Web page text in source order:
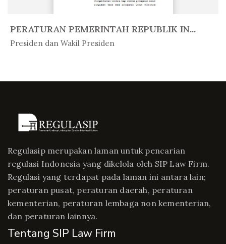
PERATURAN PEMERINTAH REPUBLIK IN...
Presiden dan Wakil Presiden
In Peratur...
Regulasip merupakan laman untuk pencarian
regulasi Indonesia yang dikelola oleh SIP Law Firm.
Regulasi yang terdapat pada laman ini antara lain;
peraturan pusat, peraturan daerah, peraturan
kementerian, peraturan lembaga non kementerian,
dan peraturan lainnya.
Tentang SIP Law Firm